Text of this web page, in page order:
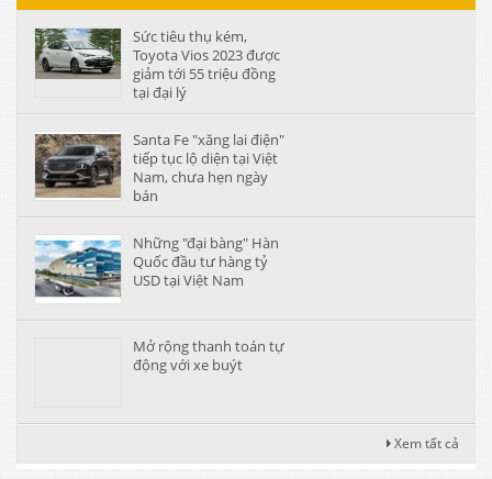
Sức tiêu thụ kém,
Toyota Vios 2023 được
giảm tới 55 triệu đồng
tại đại lý
Santa Fe "xăng lai điện"
tiếp tục lộ diện tại Việt
Nam, chưa hẹn ngày
bán
Những "đại bàng" Hàn
Quốc đầu tư hàng tỷ
USD tại Việt Nam
Mở rộng thanh toán tự
động với xe buýt
Xem tất cả